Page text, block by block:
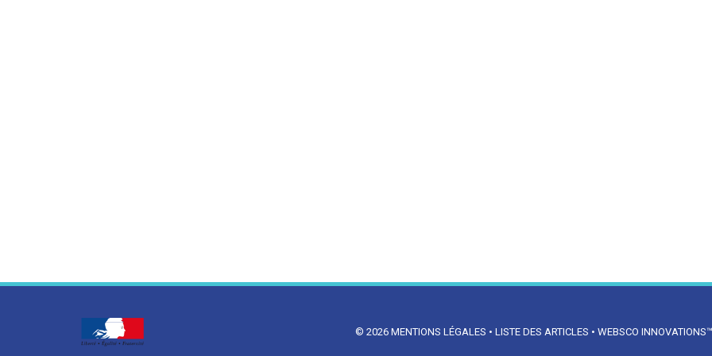
© 2026 MENTIONS LÉGALES • LISTE DES ARTICLES • WEBSCO INNOVATIONS™